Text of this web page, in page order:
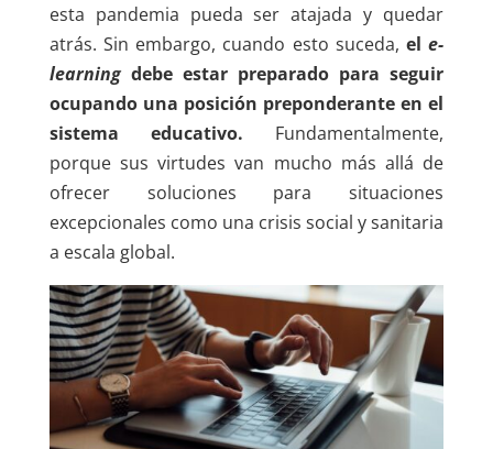
esta pandemia pueda ser atajada y quedar
atrás. Sin embargo, cuando esto suceda, el e-
learningdebe estar preparado para seguir
ocupando una posición preponderante en el
sistema educativo. Fundamentalmente,
porque sus virtudes van mucho más allá de
ofrecer soluciones para situaciones
excepcionales como una crisis social y sanitaria
a escala global.